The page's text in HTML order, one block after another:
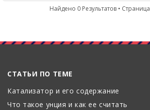
Найдено 0 Результатов • Страница
СТАТЬИ ПО ТЕМЕ
Катализатор и его содержание
Что такое унция и как ее считать